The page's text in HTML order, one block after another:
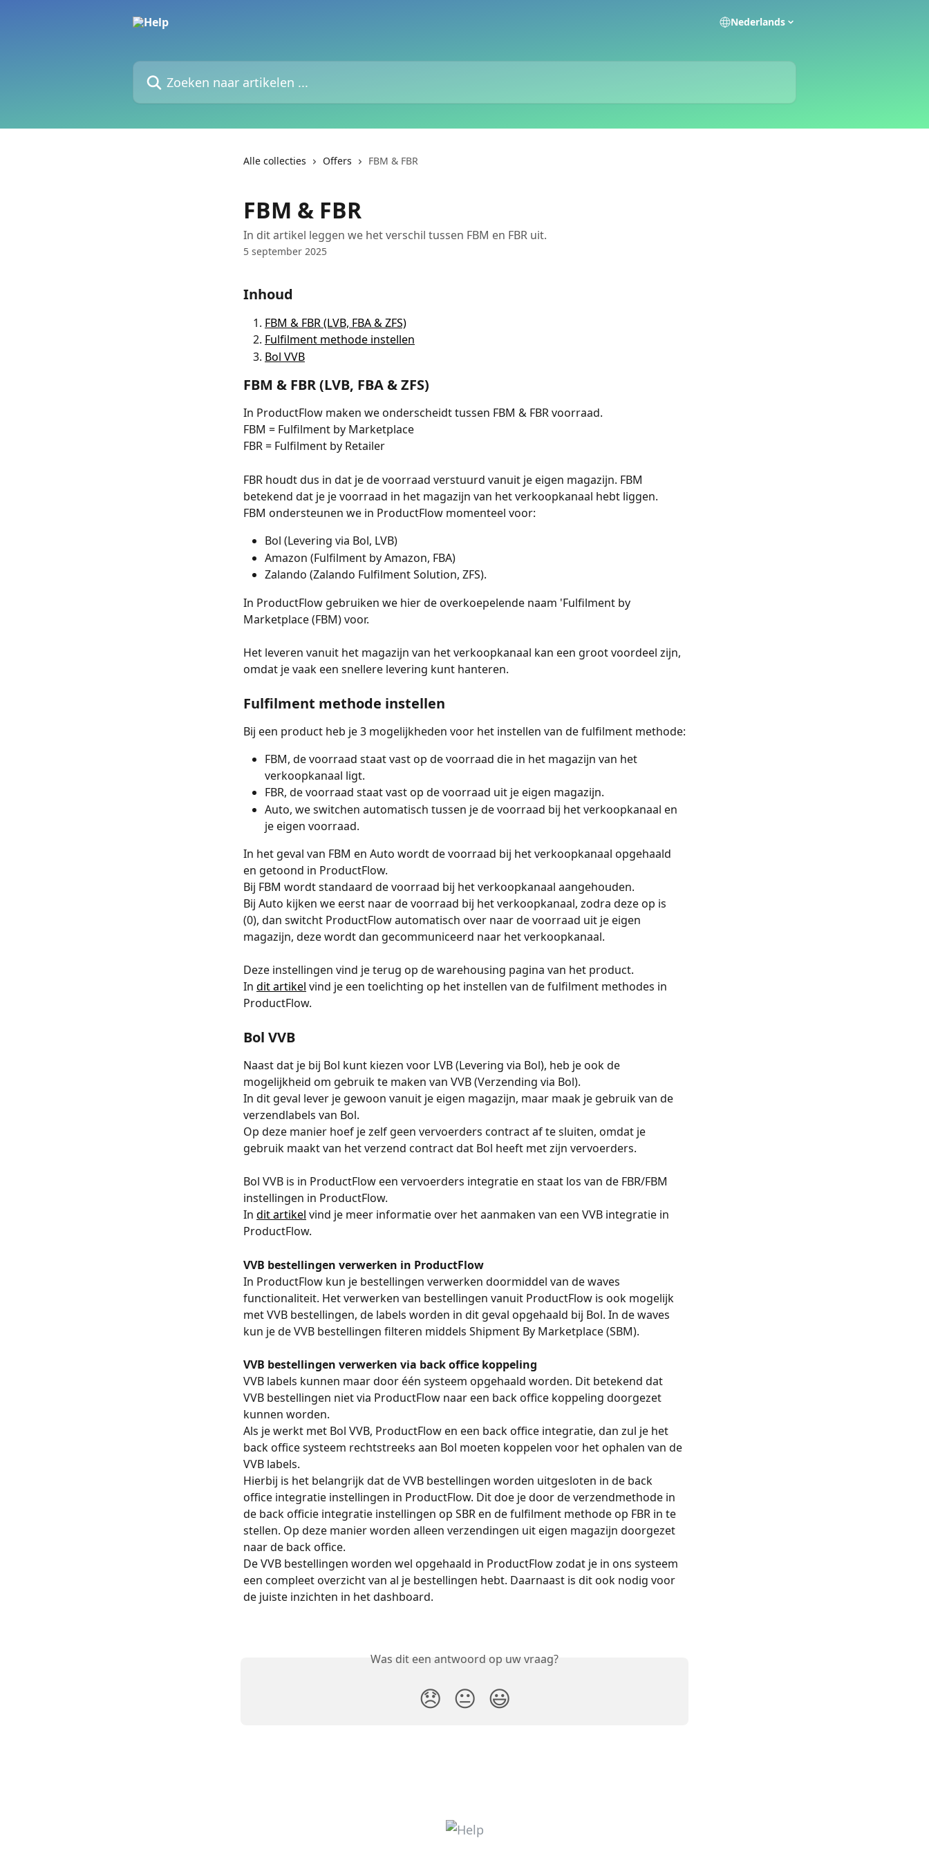
Nederlands
Zoeken naar artikelen ...
Alle collecties Offers FBM & FBR
FBM & FBR
In dit artikel leggen we het verschil tussen FBM en FBR uit.
5 september 2025
Inhoud
FBM & FBR (LVB, FBA & ZFS)
Fulfilment methode instellen
Bol VVB
FBM & FBR (LVB, FBA & ZFS)
In ProductFlow maken we onderscheidt tussen FBM & FBR voorraad.
FBM = Fulfilment by Marketplace
FBR = Fulfilment by Retailer
FBR houdt dus in dat je de voorraad verstuurd vanuit je eigen magazijn. FBM
betekend dat je je voorraad in het magazijn van het verkoopkanaal hebt liggen.
FBM ondersteunen we in ProductFlow momenteel voor:
Bol (Levering via Bol, LVB)
Amazon (Fulfilment by Amazon, FBA)
Zalando (Zalando Fulfilment Solution, ZFS).
In ProductFlow gebruiken we hier de overkoepelende naam 'Fulfilment by
Marketplace (FBM) voor.
Het leveren vanuit het magazijn van het verkoopkanaal kan een groot voordeel zijn,
omdat je vaak een snellere levering kunt hanteren.
Fulfilment methode instellen
Bij een product heb je 3 mogelijkheden voor het instellen van de fulfilment methode:
FBM, de voorraad staat vast op de voorraad die in het magazijn van het
verkoopkanaal ligt.
FBR, de voorraad staat vast op de voorraad uit je eigen magazijn.
Auto, we switchen automatisch tussen je de voorraad bij het verkoopkanaal en
je eigen voorraad.
In het geval van FBM en Auto wordt de voorraad bij het verkoopkanaal opgehaald
en getoond in ProductFlow.
Bij FBM wordt standaard de voorraad bij het verkoopkanaal aangehouden.
Bij Auto kijken we eerst naar de voorraad bij het verkoopkanaal, zodra deze op is
(0), dan switcht ProductFlow automatisch over naar de voorraad uit je eigen
magazijn, deze wordt dan gecommuniceerd naar het verkoopkanaal.
Deze instellingen vind je terug op de warehousing pagina van het product.
In dit artikel vind je een toelichting op het instellen van de fulfilment methodes in
ProductFlow.
Bol VVB
Naast dat je bij Bol kunt kiezen voor LVB (Levering via Bol), heb je ook de
mogelijkheid om gebruik te maken van VVB (Verzending via Bol).
In dit geval lever je gewoon vanuit je eigen magazijn, maar maak je gebruik van de
verzendlabels van Bol.
Op deze manier hoef je zelf geen vervoerders contract af te sluiten, omdat je
gebruik maakt van het verzend contract dat Bol heeft met zijn vervoerders.
Bol VVB is in ProductFlow een vervoerders integratie en staat los van de FBR/FBM
instellingen in ProductFlow.
In dit artikel vind je meer informatie over het aanmaken van een VVB integratie in
ProductFlow.
VVB bestellingen verwerken in ProductFlow
In ProductFlow kun je bestellingen verwerken doormiddel van de waves
functionaliteit. Het verwerken van bestellingen vanuit ProductFlow is ook mogelijk
met VVB bestellingen, de labels worden in dit geval opgehaald bij Bol. In de waves
kun je de VVB bestellingen filteren middels Shipment By Marketplace (SBM).
VVB bestellingen verwerken via back office koppeling
VVB labels kunnen maar door één systeem opgehaald worden. Dit betekend dat
VVB bestellingen niet via ProductFlow naar een back office koppeling doorgezet
kunnen worden.
Als je werkt met Bol VVB, ProductFlow en een back office integratie, dan zul je het
back office systeem rechtstreeks aan Bol moeten koppelen voor het ophalen van de
VVB labels.
Hierbij is het belangrijk dat de VVB bestellingen worden uitgesloten in de back
office integratie instellingen in ProductFlow. Dit doe je door de verzendmethode in
de back officie integratie instellingen op SBR en de fulfilment methode op FBR in te
stellen. Op deze manier worden alleen verzendingen uit eigen magazijn doorgezet
naar de back office.
De VVB bestellingen worden wel opgehaald in ProductFlow zodat je in ons systeem
een compleet overzicht van al je bestellingen hebt. Daarnaast is dit ook nodig voor
de juiste inzichten in het dashboard.
Was dit een antwoord op uw vraag?
😞 😐 😃